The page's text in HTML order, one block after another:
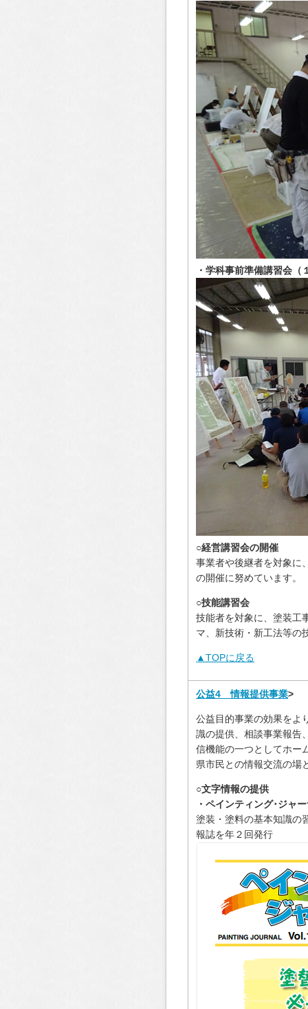
・学科事前準備講習会
○経営講習会の開催
事業者や後継者を対象に
の開催に努めています。
○技能講習会
技能者を対象に、塗装工
マ、新技術・新工法等の
▲TOPに戻る
公益4 情報提供事業>
公益目的事業の効果をよ
識の提供、相談事業報告
信機能の一つとしてホー
県市民との情報交流の場
○文字情報の提供
・ペインティング･ジャ
塗装・塗料の基本知識の
報誌を年２回発行